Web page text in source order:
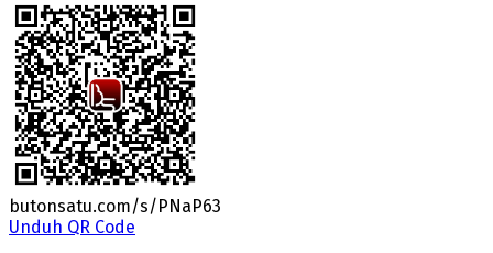
butonsatu.com/s/PNaP63
Unduh QR Code